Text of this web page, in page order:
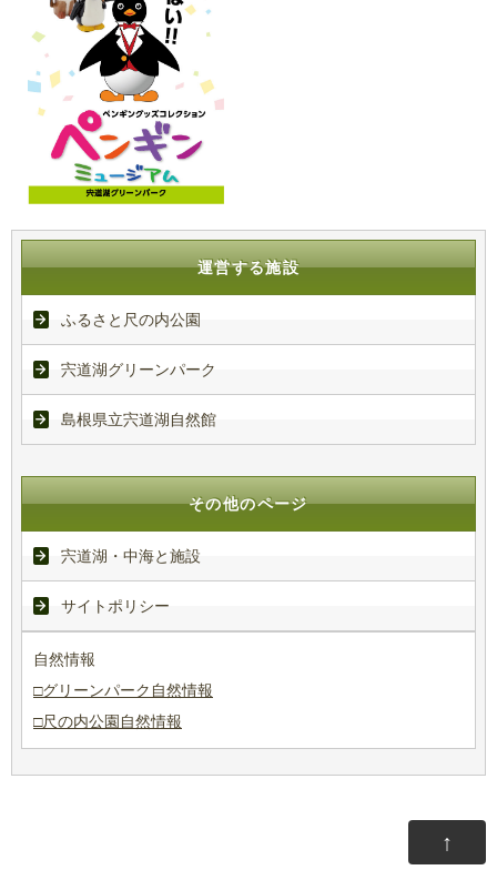
運営する施設
ふるさと尺の内公園
宍道湖グリーンパーク
島根県立宍道湖自然館
その他のページ
宍道湖・中海と施設
サイトポリシー
自然情報
□グリーンパーク自然情報
□尺の内公園自然情報
↑